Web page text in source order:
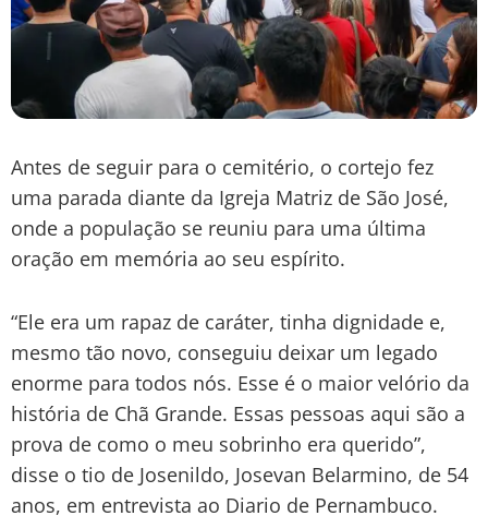
Antes de seguir para o cemitério, o cortejo fez
uma parada diante da Igreja Matriz de São José,
onde a população se reuniu para uma última
oração em memória ao seu espírito.
“Ele era um rapaz de caráter, tinha dignidade e,
mesmo tão novo, conseguiu deixar um legado
enorme para todos nós. Esse é o maior velório da
história de Chã Grande. Essas pessoas aqui são a
prova de como o meu sobrinho era querido”,
disse o tio de Josenildo, Josevan Belarmino, de 54
anos, em entrevista ao Diario de Pernambuco.